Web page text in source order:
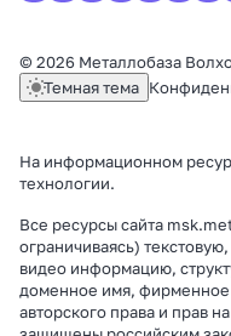
© 2026 Металлобаза
Темная тема
На информационном
технологии.
Все ресурсы сайта
ограничиваясь)
видео информацию,
доменное имя, фирменное
авторского права и прав